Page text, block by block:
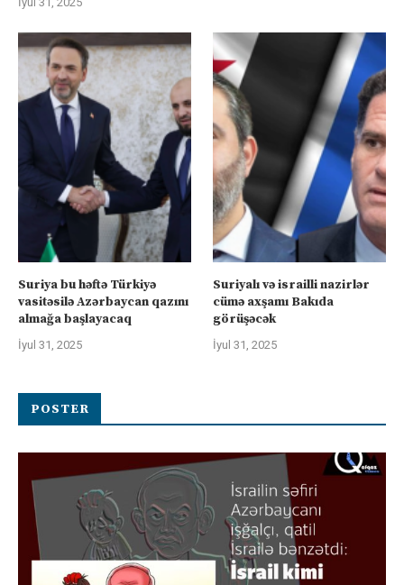
Suriya bu həftə Türkiyə
vasitəsilə Azərbaycan qazını
almağa başlayacaq
İyul 31, 2025
Suriyalı və israilli nazirlər
cümə axşamı Bakıda
görüşəcək
İyul 31, 2025
POSTER